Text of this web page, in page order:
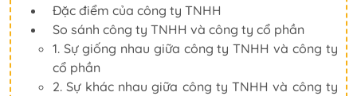
Đặc điểm của công ty TNHH
So sánh công ty TNHH và công ty cổ phần
1. Sự giống nhau giữa công ty TNHH và công ty
cổ phần
2. Sự khác nhau giữa công ty TNHH và công ty